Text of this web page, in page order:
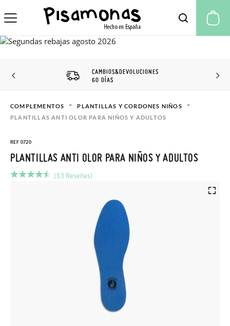
CAMBIOS&DEVOLUCIONES
60 DÍAS
COMPLEMENTOS
PLANTILLAS Y CORDONES NIÑOS
PLANTILLAS ANTI OLOR PARA NIÑOS Y ADULTOS
REF 0720
PLANTILLAS ANTI OLOR PARA NIÑOS Y ADULTOS
(13 Reseñas)